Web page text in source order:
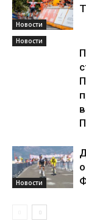
Новости
Новости
Новости